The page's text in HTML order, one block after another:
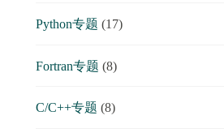
Python专题 (17)
Fortran专题 (8)
C/C++专题 (8)